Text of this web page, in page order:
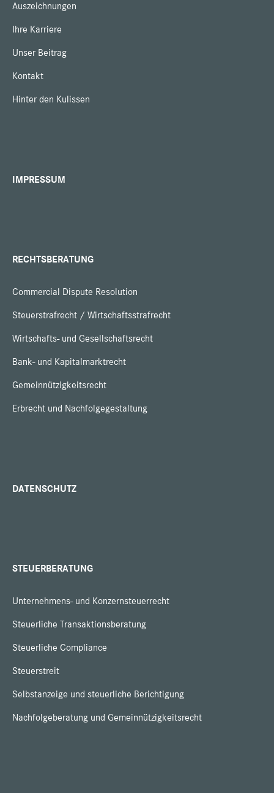
Auszeichnungen
Ihre Karriere
Unser Beitrag
Kontakt
Hinter den Kulissen
IMPRESSUM
RECHTSBERATUNG
Commercial Dispute Resolution
Steuerstrafrecht / Wirtschaftsstrafrecht
Wirtschafts- und Gesellschaftsrecht
Bank- und Kapitalmarktrecht
Gemeinnützigkeitsrecht
Erbrecht und Nachfolgegestaltung
DATENSCHUTZ
STEUERBERATUNG
Unternehmens- und Konzernsteuerrecht
Steuerliche Transaktionsberatung
Steuerliche Compliance
Steuerstreit
Selbstanzeige und steuerliche Berichtigung
Nachfolgeberatung und Gemeinnützigkeitsrecht